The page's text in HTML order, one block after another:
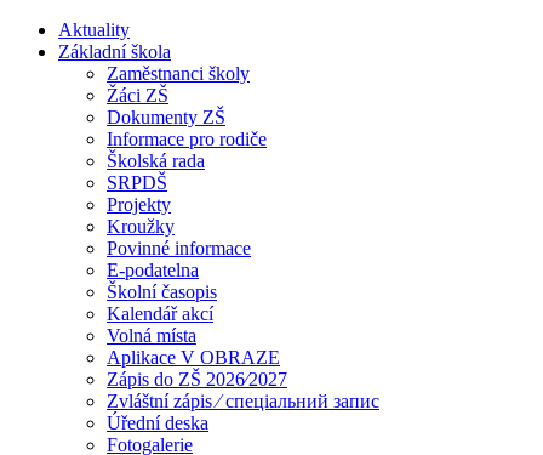
Aktuality
Základní škola
Zaměstnanci školy
Žáci ZŠ
Dokumenty ZŠ
Informace pro rodiče
Školská rada
SRPDŠ
Projekty
Kroužky
Povinné informace
E-podatelna
Školní časopis
Kalendář akcí
Volná místa
Aplikace V OBRAZE
Zápis do ZŠ 2026⁄2027
Zvláštní zápis ⁄ спеціальний запис
Úřední deska
Fotogalerie